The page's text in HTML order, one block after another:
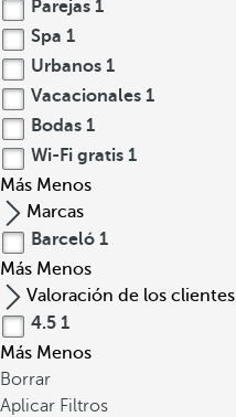
Parejas 1
Spa 1
Urbanos 1
Vacacionales 1
Bodas 1
Wi-Fi gratis 1
Más Menos
Marcas
Barceló 1
Más Menos
Valoración de los clientes
4.5 1
Más Menos
Borrar
Aplicar Filtros